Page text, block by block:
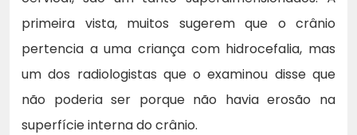
primeira vista, muitos sugerem que o crânio
pertencia a uma criança com hidrocefalia, mas
um dos radiologistas que o examinou disse que
não poderia ser porque não havia erosão na
superfície interna do crânio.